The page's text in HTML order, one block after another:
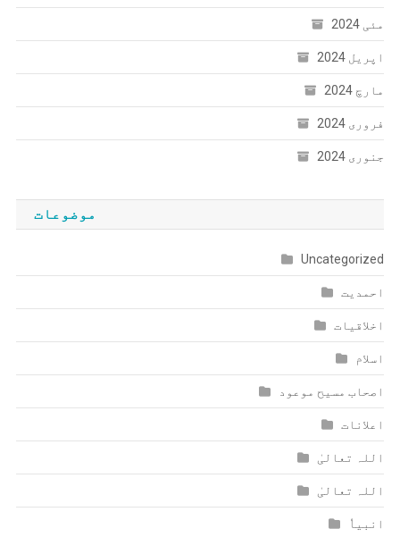
مئی 2024
اپریل 2024
مارچ 2024
فروری 2024
جنوری 2024
موضوعات
Uncategorized
احمدیت
اخلاقیات
اسلام
اصحاب مسیح موعود
اعلانات
اللہ تعالیٰ
اللہ تعالیٰ
انبیاٗ